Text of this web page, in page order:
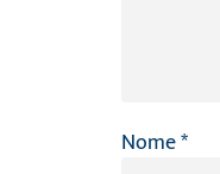
Nome*